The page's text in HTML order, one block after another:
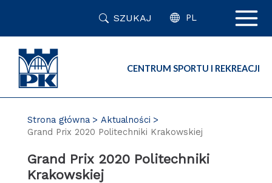
SZUKAJ PL
CENTRUM SPORTU I REKREACJI
Strona główna
Aktualności
Grand Prix 2020 Politechniki Krakowskiej
Grand Prix 2020 Politechniki
Krakowskiej